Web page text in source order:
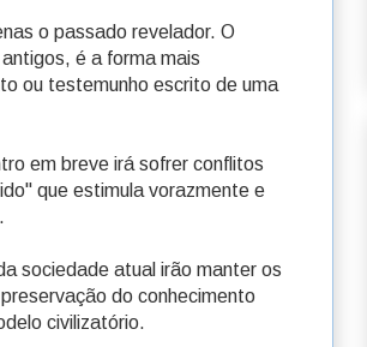
o passado revelador. O
é a forma mais
ou testemunho escrito de uma
em breve irá sofrer conflitos
que estimula vorazmente e
sociedade atual irão manter os
do conhecimento
civilizatório.